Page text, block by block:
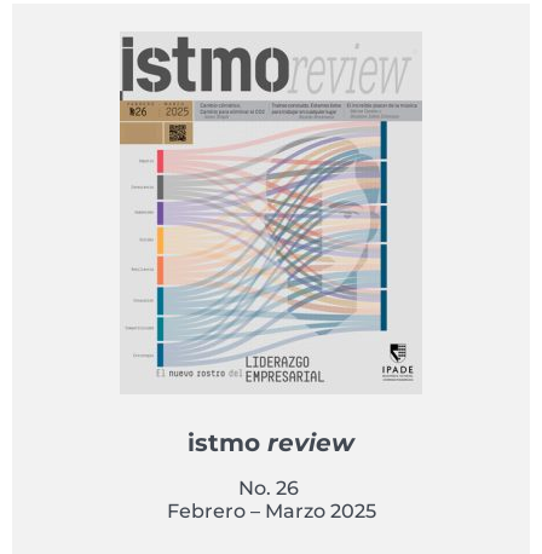
istmo review
No. 26
Febrero – Marzo 2025